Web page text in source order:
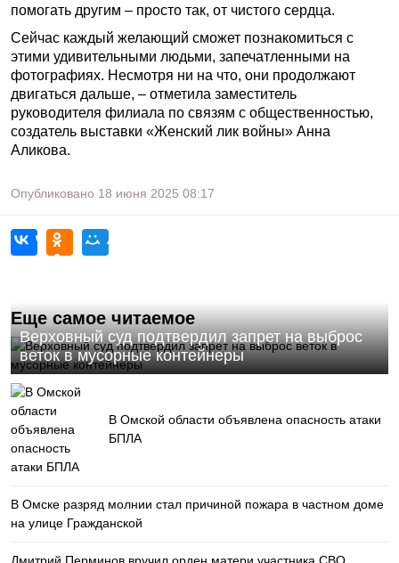
помогать другим – просто так, от чистого сердца.
Сейчас каждый желающий сможет познакомиться с
этими удивительными людьми, запечатленными на
фотографиях. Несмотря ни на что, они продолжают
двигаться дальше, – отметила заместитель
руководителя филиала по связям с общественностью,
создатель выставки «Женский лик войны» Анна
Аликова.
Опубликовано 18 июня 2025 08:17
Еще самое читаемое
Верховный суд подтвердил запрет на выброс
веток в мусорные контейнеры
В Омской области объявлена опасность атаки
БПЛА
В Омске разряд молнии стал причиной пожара в частном доме
на улице Гражданской